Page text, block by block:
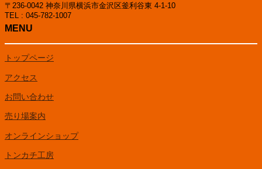
〒236-0042 神奈川県横浜市金沢区釜利谷東 4-1-10
TEL : 045-782-1007
MENU
トップページ
アクセス
お問い合わせ
売り場案内
オンラインショップ
トンカチ工房